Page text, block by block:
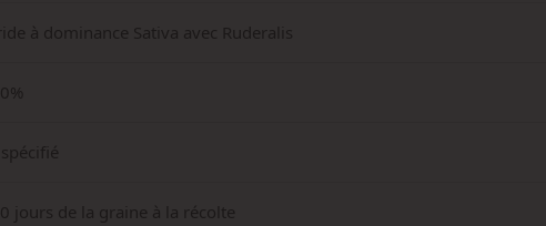
à dominance Sativa avec Ruderalis
jours de la graine à la récolte